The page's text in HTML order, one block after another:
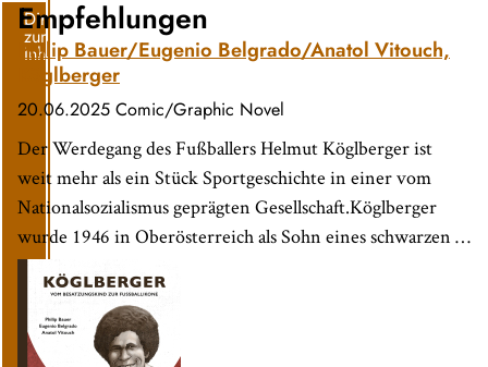
Direkt
zum
Inhalt
Empfehlungen
Philip Bauer/Eugenio Belgrado/Anatol Vitouch,
Köglberger
20.06.2025 Comic/Graphic Novel
Der Werdegang des Fußballers Helmut Köglberger ist
weit mehr als ein Stück Sportgeschichte in einer vom
Nationalsozialismus geprägten Gesellschaft.Köglberger
wurde 1946 in Oberösterreich als Sohn eines schwarzen …